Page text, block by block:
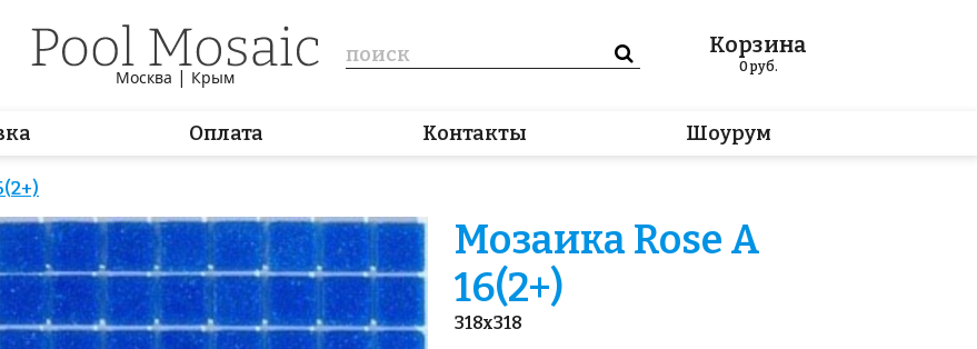
Москва | Крым
Корзина
0руб.
Оплата Контакты Шоурум
Мозаика Rose A
16(2+)
318x318